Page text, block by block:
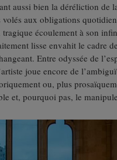
aussi bien la déréliction de
aux obligations
tragique écoulement à son
lisse envahit le cadre
Entre odyssée de
joue encore de
ou, plus
et, pourquoi pas, le